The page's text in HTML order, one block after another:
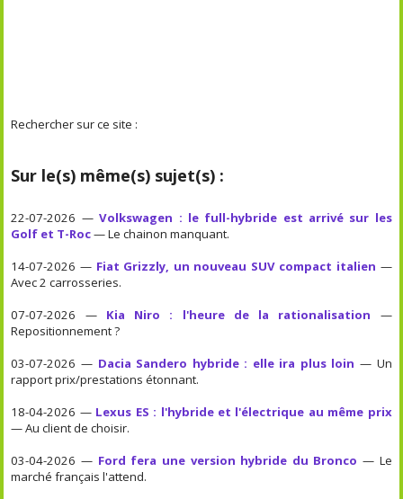
Rechercher sur ce site :
Sur le(s) même(s) sujet(s) :
22-07-2026 —Volkswagen : le full-hybride est arrivé sur les
Golf et T-Roc— Le chainon manquant.
14-07-2026 — Fiat Grizzly, un nouveau SUV compact italien —
Avec 2 carrosseries.
07-07-2026 — Kia Niro : l'heure de la rationalisation —
Repositionnement ?
03-07-2026 — Dacia Sandero hybride : elle ira plus loin — Un
rapport prix/prestations étonnant.
18-04-2026 — Lexus ES : l'hybride et l'électrique au même prix
— Au client de choisir.
03-04-2026 — Ford fera une version hybride du Bronco — Le
marché français l'attend.